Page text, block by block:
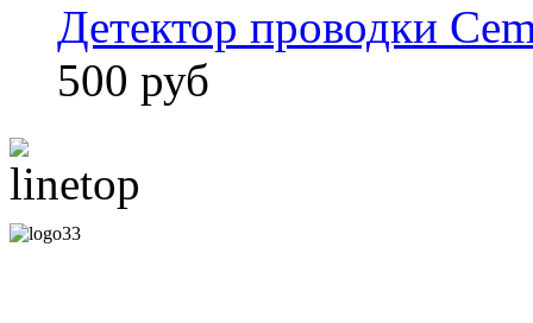
Детектор проводки
500 руб